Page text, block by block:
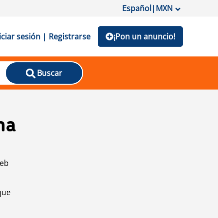
Español|MXN
sesión | Registrarse ¡Pon un anuncio!
Buscar